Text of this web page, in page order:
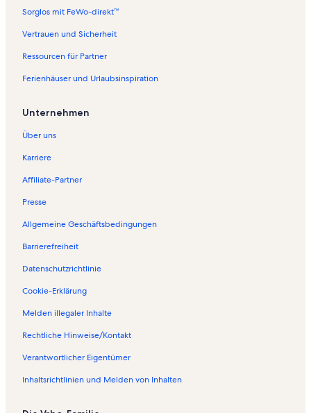
Sorglos mit FeWo-direkt™
Vertrauen und Sicherheit
Ressourcen für Partner
Ferienhäuser und Urlaubsinspiration
Unternehmen
Über uns
Karriere
Affiliate-Partner
Presse
Allgemeine Geschäftsbedingungen
Barrierefreiheit
Datenschutzrichtlinie
Cookie-Erklärung
Melden illegaler Inhalte
Rechtliche Hinweise/Kontakt
Verantwortlicher Eigentümer
Inhaltsrichtlinien und Melden von Inhalten